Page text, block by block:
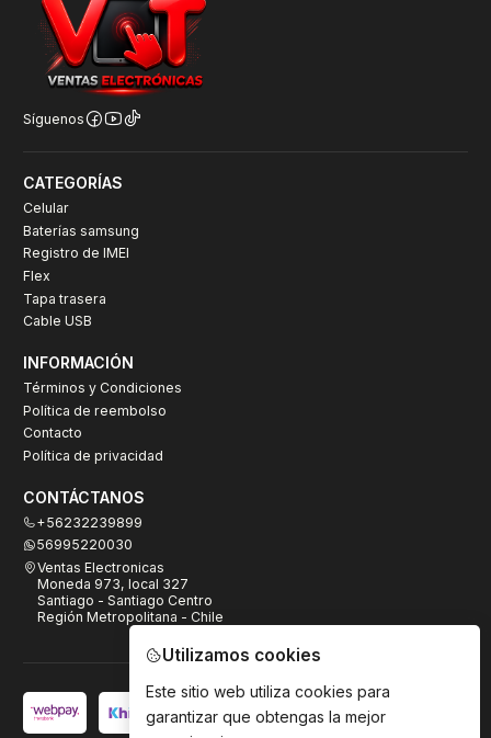
Síguenos
CATEGORÍAS
Celular
Baterías samsung
Registro de IMEI
Flex
Tapa trasera
Cable USB
INFORMACIÓN
Términos y Condiciones
Política de reembolso
Contacto
Política de privacidad
CONTÁCTANOS
+56232239899
56995220030
Ventas Electronicas
Moneda 973, local 327
Santiago - Santiago Centro
Región Metropolitana - Chile
Utilizamos cookies
Este sitio web utiliza cookies para
garantizar que obtengas la mejor